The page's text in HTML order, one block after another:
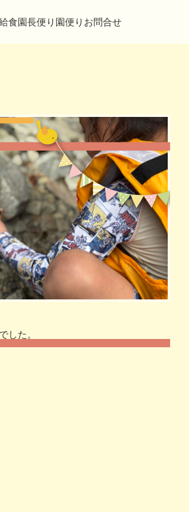
食園長便り 園便り お問合せ
2022年12月08日
たり、当日が近づくに
た。